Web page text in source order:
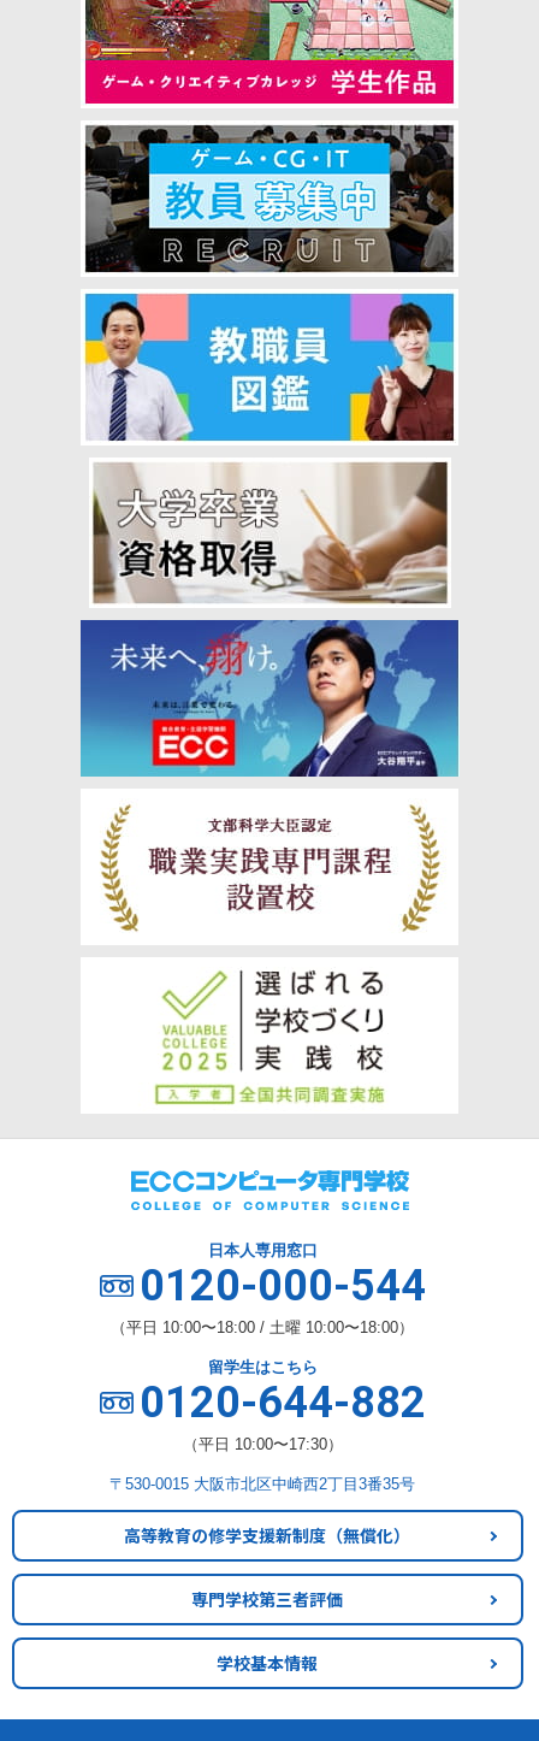
日本人専用窓口
0120-000-544
（平日 10:00〜18:00 / 土曜 10:00〜18:00）
留学生はこちら
0120-644-882
（平日 10:00〜17:30）
〒530-0015 大阪市北区中崎西2丁目3番35号
高等教育の修学支援新制度 （無償化）
専門学校第三者評価
学校基本情報